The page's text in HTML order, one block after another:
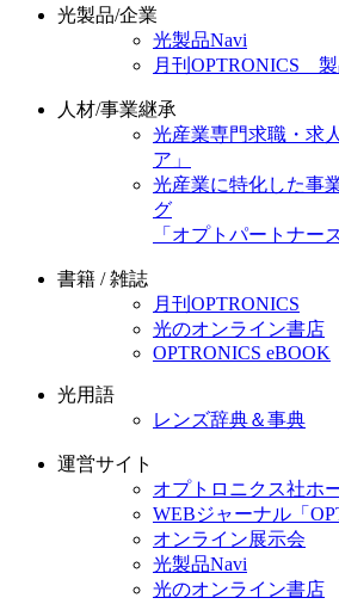
光製品/企業
光製品Navi
月刊OPTRONICS
人材/事業継承
光産業専門求職・求
ア」
光産業に特化した事
グ
「オプトパートナーズ
書籍 / 雑誌
月刊OPTRONICS
光のオンライン書店
OPTRONICS eBOOK
光用語
レンズ辞典＆事典
運営サイト
オプトロニクス社ホ
WEBジャーナル「
オンライン展示会
光製品Navi
光のオンライン書店